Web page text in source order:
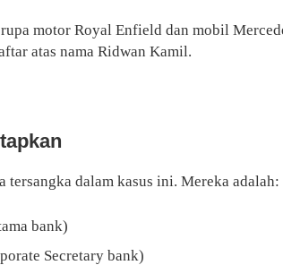
motor Royal Enfield dan mobil
atas nama Ridwan Kamil.
dalam kasus ini. Mereka adalah:
bank)
Secretary bank)